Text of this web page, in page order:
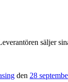
säljer
den 28